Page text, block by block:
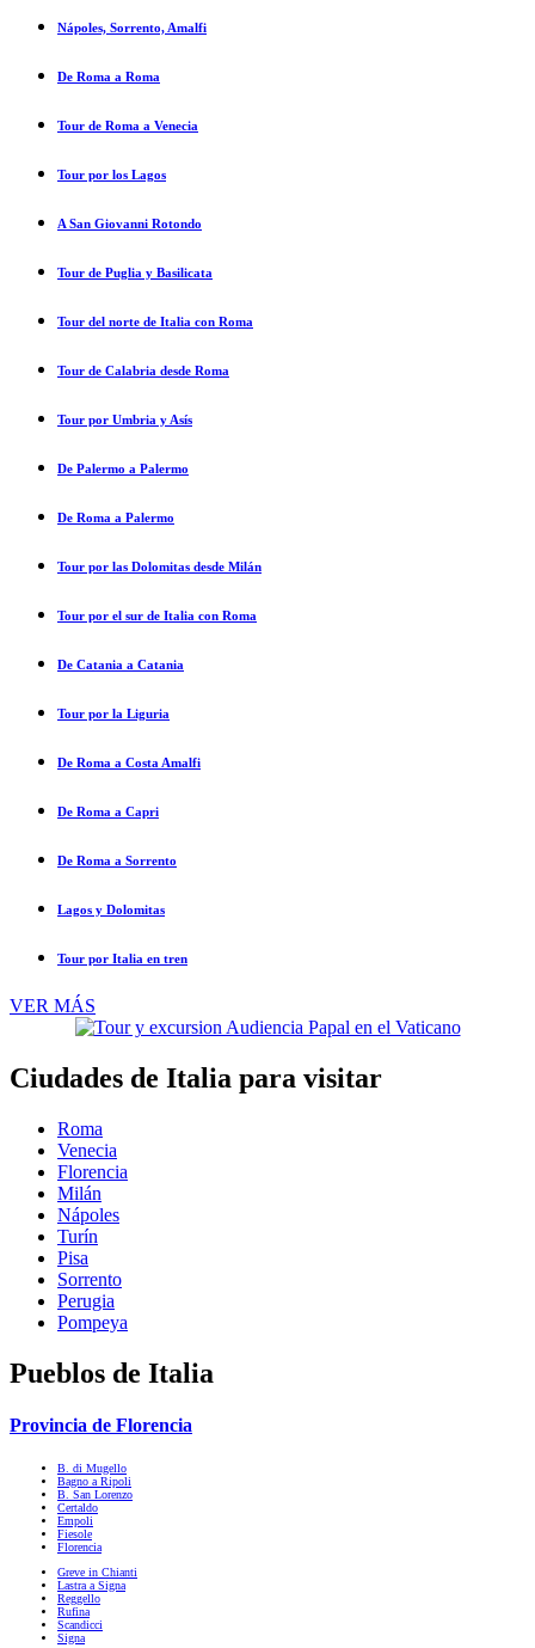
Nápoles, Sorrento, Amalfi
De Roma a Roma
Tour de Roma a Venecia
Tour por los Lagos
A San Giovanni Rotondo
Tour de Puglia y Basilicata
Tour del norte de Italia con Roma
Tour de Calabria desde Roma
Tour por Umbria y Asís
De Palermo a Palermo
De Roma a Palermo
Tour por las Dolomitas desde Milán
Tour por el sur de Italia con Roma
De Catania a Catania
Tour por la Liguria
De Roma a Costa Amalfi
De Roma a Capri
De Roma a Sorrento
Lagos y Dolomitas
Tour por Italia en tren
VER MÁS
Ciudades de Italia para visitar
Roma
Venecia
Florencia
Milán
Nápoles
Turín
Pisa
Sorrento
Perugia
Pompeya
Pueblos de Italia
Provincia de Florencia
B. di Mugello
Bagno a Ripoli
B. San Lorenzo
Certaldo
Empoli
Fiesole
Florencia
Greve in Chianti
Lastra a Signa
Reggello
Rufina
Scandicci
Signa